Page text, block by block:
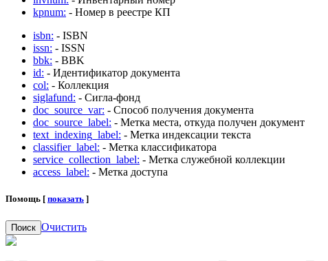
kpnum: - Номер в реестре КП
isbn: - ISBN
issn: - ISSN
bbk: - BBK
id: - Идентификатор документа
col: - Коллекция
siglafund: - Сигла-фонд
doc_source_var: - Способ получения документа
doc_source_label: - Метка места, откуда получен документ
text_indexing_label: - Метка индексации текста
classifier_label: - Метка классификатора
service_collection_label: - Метка служебной коллекции
access_label: - Метка доступа
Помощь [ показать ]
Поиск Очистить